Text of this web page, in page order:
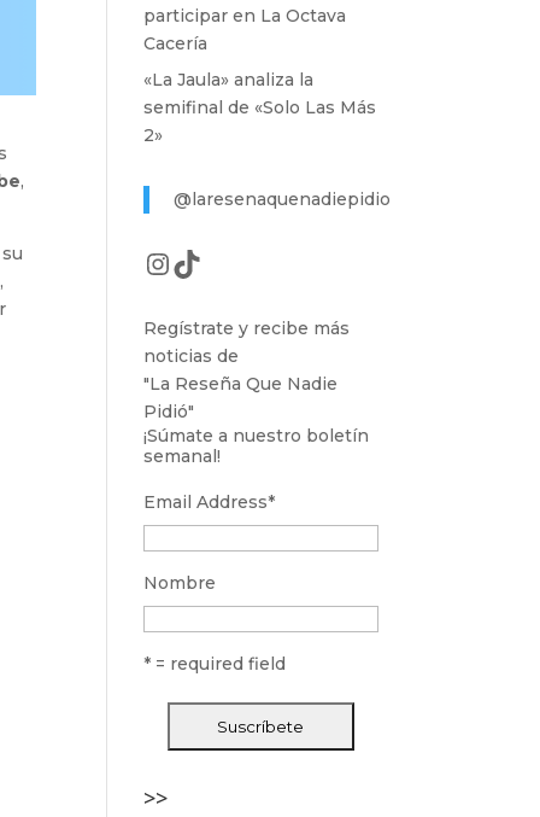
,
,
participar en La Octava
Cacería
«La Jaula» analiza la
semifinal de «Solo Las Más
2»
@laresenaquenadiepidio
Instagram
TikTok
Regístrate y recibe más
noticias de
"La Reseña Que Nadie
Pidió"
¡Súmate a nuestro boletín
semanal!
Email Address*
Nombre
* = required field
>>